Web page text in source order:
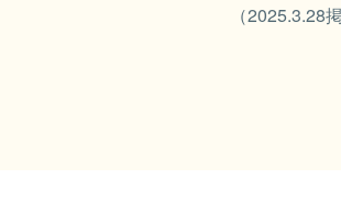
（2025.3.28